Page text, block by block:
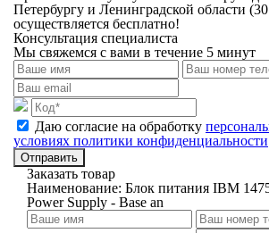
Петербургу и Ленинградской области
осуществляется бесплатно!
Консультация специалиста
Мы свяжемся с вами в течение 5 минут
Даю согласие на обработку
условиях политики конфиденциальности
Отправить
Заказать товар
Наименование: Блок питания IBM
Power Supply - Base an